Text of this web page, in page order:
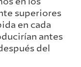
superiores
en cada
antes
del